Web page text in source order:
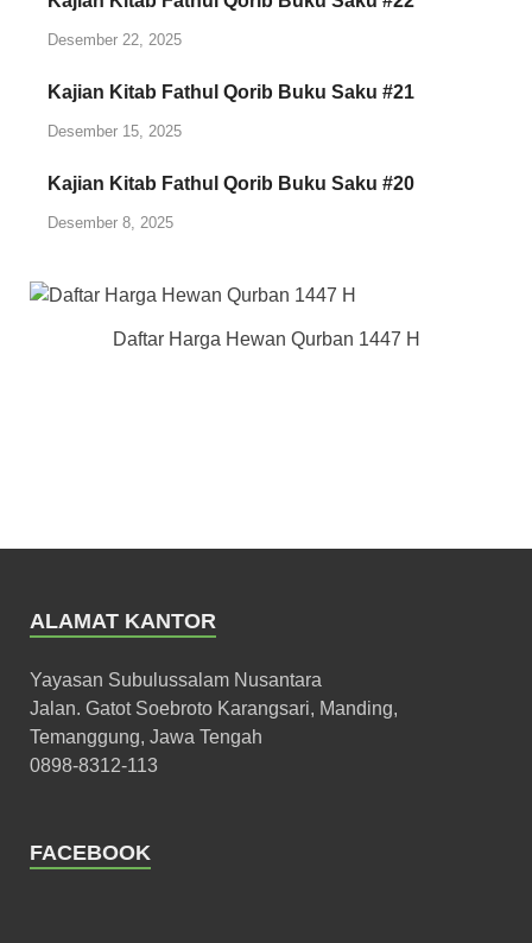
Desember 22, 2025
Kajian Kitab Fathul Qorib Buku Saku #21
Desember 15, 2025
Kajian Kitab Fathul Qorib Buku Saku #20
Desember 8, 2025
Daftar Harga Hewan Qurban 1447 H
ALAMAT KANTOR
Yayasan Subulussalam Nusantara
Jalan. Gatot Soebroto Karangsari, Manding,
Temanggung, Jawa Tengah
0898-8312-113
FACEBOOK